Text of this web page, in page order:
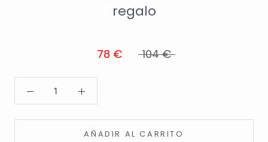
regalo
78 € 104 €
AÑADIR AL CARRITO